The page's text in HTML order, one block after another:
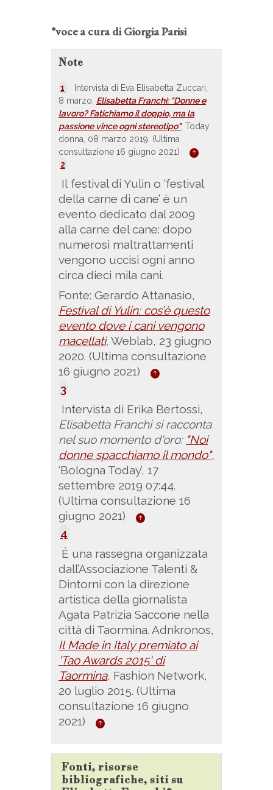
*voce a cura di Giorgia Parisi
Note
1
Intervista di Eva Elisabetta Zuccari,
8 marzo, Elisabetta Franchi: "Donne e
lavoro? Fatichiamo il doppio, ma la
passione vince ogni stereotipo", Today
donna, 08 marzo 2019. (Ultima
consultazione 16 giugno 2021)
2
Il festival di Yulin o ‘festival
della carne di cane’ è un
evento dedicato dal 2009
alla carne del cane: dopo
numerosi maltrattamenti
vengono uccisi ogni anno
circa dieci mila cani.
Fonte: Gerardo Attanasio,
Festival di Yulin: cos’è questo
evento dove i cani vengono
macellati, Weblab, 23 giugno
2020. (Ultima consultazione
16 giugno 2021)
3
Intervista di Erika Bertossi,
Elisabetta Franchi si racconta
nel suo momento d'oro: "Noi
donne spacchiamo il mondo",
‘Bologna Today’, 17
settembre 2019 07:44.
(Ultima consultazione 16
giugno 2021)
4
È una rassegna organizzata
dall’Associazione Talenti &
Dintorni con la direzione
artistica della giornalista
Agata Patrizia Saccone nella
città di Taormina. Adnkronos,
Il Made in Italy premiato ai
'Tao Awards 2015' di
Taormina, Fashion Network,
20 luglio 2015. (Ultima
consultazione 16 giugno
2021)
Fonti, risorse
bibliografiche, siti su